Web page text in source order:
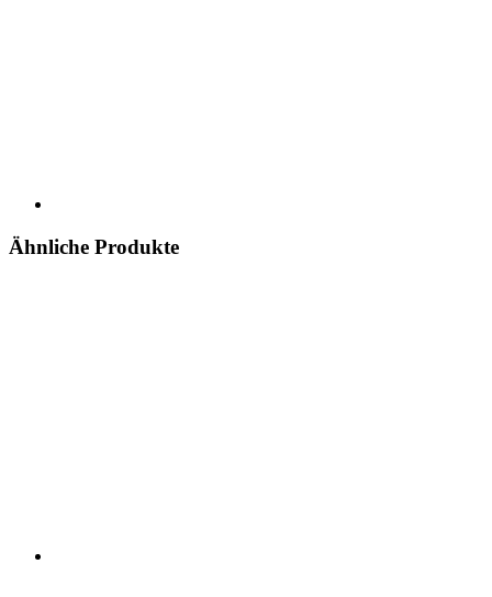
Ähnliche Produkte